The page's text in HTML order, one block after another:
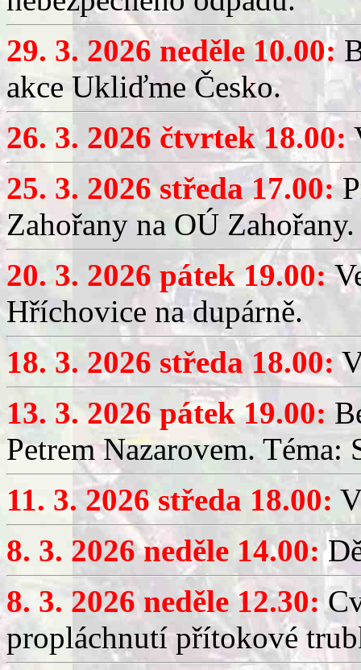
29. 3. 2026 neděle 10.00:
akce Ukliďme Česko.
26. 3. 2026 čtvrtek 18.00:
25. 3. 2026 středa 17.00:
Zahořany na OÚ Zahořany.
20. 3. 2026 pátek 19.00:
Hříchovice na dupárně.
18. 3. 2026 středa 18.00:
13. 3. 2026 pátek 19.00:
Petrem Nazarovem. Téma:
11. 3. 2026 středa 18.00:
8. 3. 2026 neděle 14.00:
8. 3. 2026 neděle 12.30:
propláchnutí přítokové